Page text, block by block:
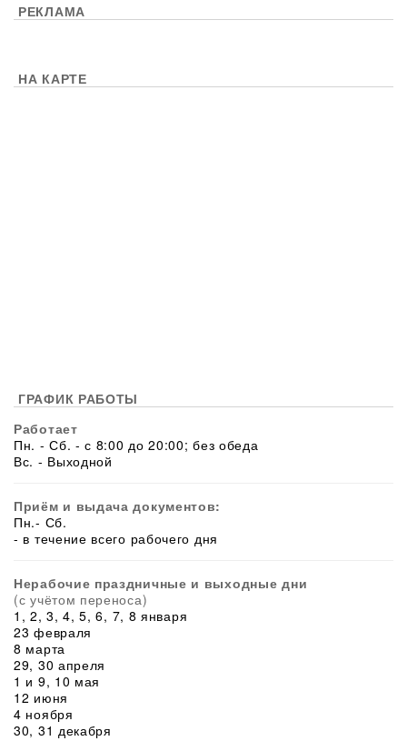
РЕКЛАМА
НА КАРТЕ
ГРАФИК РАБОТЫ
Работает
Пн. - Сб. - с 8:00 до 20:00; без обеда
Вс. - Выходной
Приём и выдача документов:
Пн.- Сб.
- в течение всего рабочего дня
Нерабочие праздничные и выходные дни
(с учётом переноса)
1, 2, 3, 4, 5, 6, 7, 8 января
23 февраля
8 марта
29, 30 апреля
1 и 9, 10 мая
12 июня
4 ноября
30, 31 декабря